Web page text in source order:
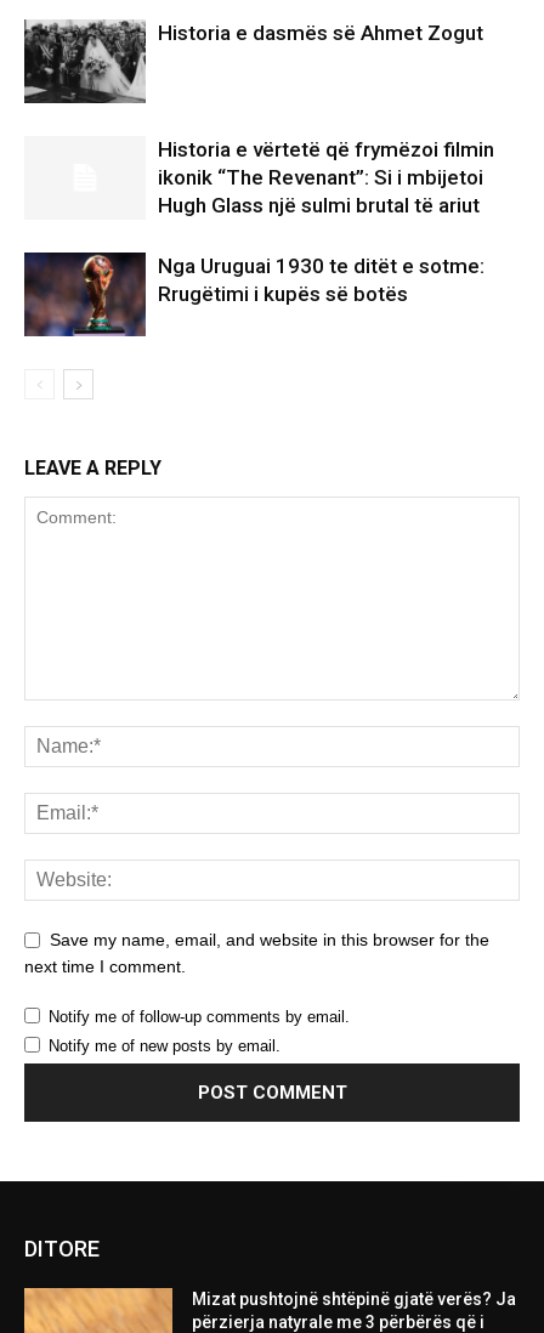
Historia e dasmës së Ahmet Zogut
Historia e vërtetë që frymëzoi filmin
ikonik “The Revenant”: Si i mbijetoi
Hugh Glass një sulmi brutal të ariut
Nga Uruguai 1930 te ditët e sotme:
Rrugëtimi i kupës së botës
LEAVE A REPLY
Save my name, email, and website in this browser for the
next time I comment.
Notify me of follow-up comments by email.
Notify me of new posts by email.
DITORE
Mizat pushtojnë shtëpinë gjatë verës? Ja
përzierja natyrale me 3 përbërës që i